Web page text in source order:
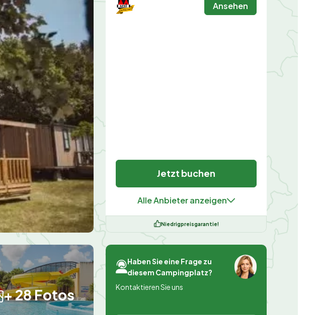
+ 28 Fotos
Ansehen
Jetzt buchen
Alle Anbieter anzeigen
Niedrigpreisgarantie!
Haben Sie eine Frage zu
diesem Campingplatz?
Kontaktieren Sie uns